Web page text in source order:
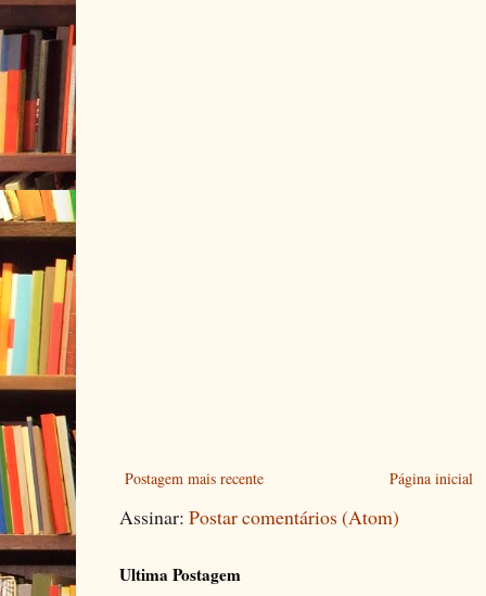
Postagem mais recente Página inicial
Assinar: Postar comentários (Atom)
Ultima Postagem